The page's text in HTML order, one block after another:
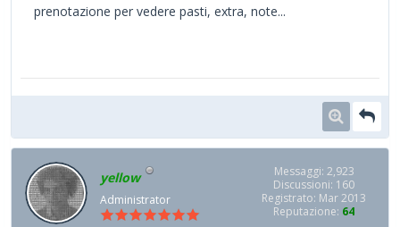
prenotazione per vedere pasti, extra, note...
yellow
Administrator
Messaggi: 2,923
Discussioni: 160
Registrato: Mar 2013
Reputazione: 64